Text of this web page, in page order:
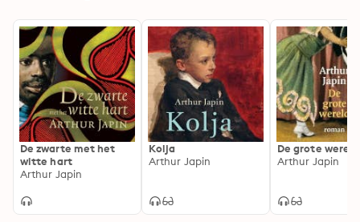
De zwarte met het
witte hart
Arthur Japin
Kolja
Arthur Japin
De grote wereld
Arthur Japin